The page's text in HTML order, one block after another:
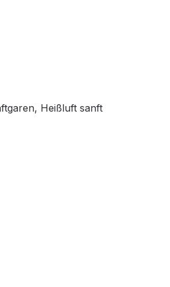
Heißluft sanft